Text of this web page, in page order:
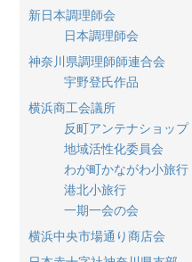
新日本調理師会
日本調理師会
神奈川県調理師師連合会
宇野登氏作品
横浜商工会議所
反町アンテナショップ
地域活性化委員会
わが町かながわ小旅行
港北小旅行
一期一会の会
横浜中央市場通り商店会